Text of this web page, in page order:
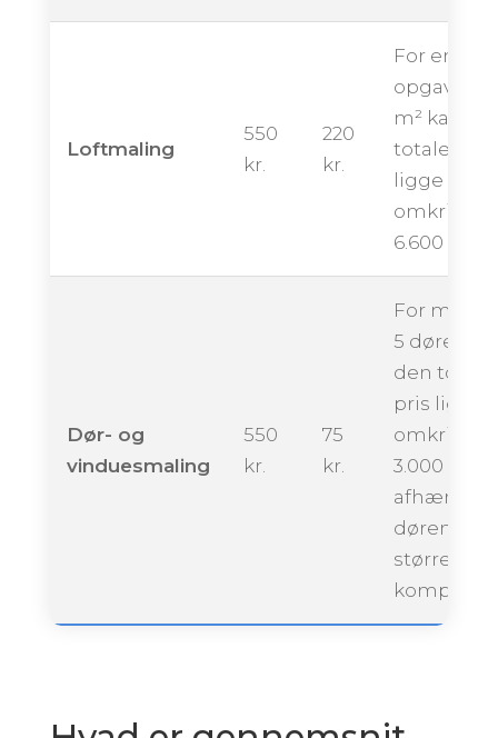
Loftmaling
550
kr.
220
kr.
For en
opgave på
m² kan
totale pris
ligge
omkring
6.600
Dør- og
vinduesmaling
550
kr.
75
kr.
For
5 døre kan
den totale
pris ligge
omkring
3.000
afhængigt
dørenes
størrelse